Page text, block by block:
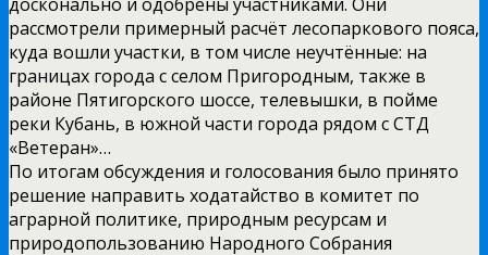
рассмотрели примерный расчёт лесопаркового пояса,
куда вошли участки, в том числе неучтённые: на
границах города с селом Пригородным, также в
районе Пятигорского шоссе, телевышки, в пойме
реки Кубань, в южной части города рядом с СТД
«Ветеран»…
По итогам обсуждения и голосования было принято
решение направить ходатайство в комитет по
аграрной политике, природным ресурсам и
природопользованию Народного Собрания